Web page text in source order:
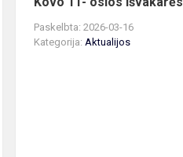
Paskelbta: 2026-03-16
Kategorija: Aktualijos